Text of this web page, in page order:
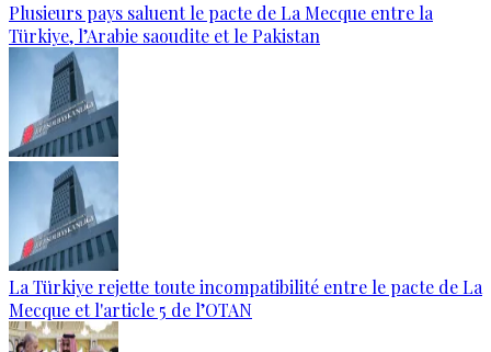
Plusieurs pays saluent le pacte de La Mecque entre la
Türkiye, l’Arabie saoudite et le Pakistan
La Türkiye rejette toute incompatibilité entre le pacte de La
Mecque et l'article 5 de l’OTAN